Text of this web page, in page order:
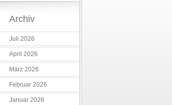
Archiv
Juli 2026
April 2026
März 2026
Februar 2026
Januar 2026